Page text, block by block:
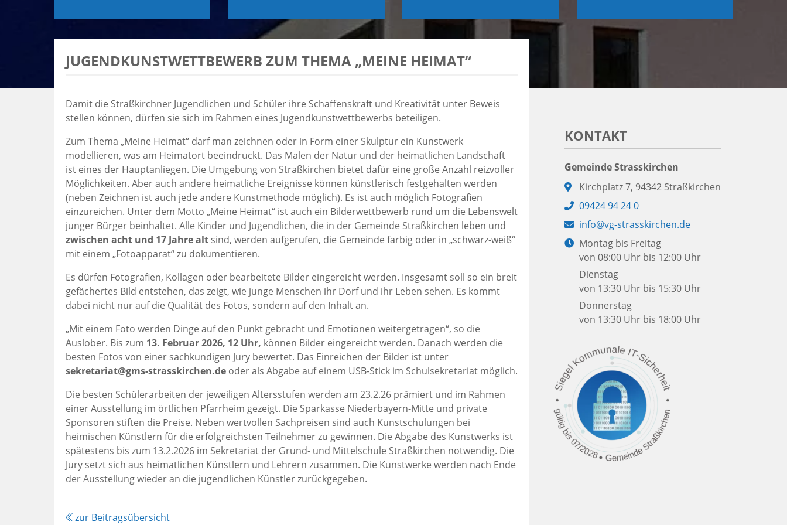
JUGENDKUNSTWETTBEWERB ZUM THEMA „MEINE HEIMAT“
Damit die Straßkirchner Jugendlichen und Schüler ihre Schaffenskraft und Kreativität unter Beweis
stellen können, dürfen sie sich im Rahmen eines Jugendkunstwettbewerbs beteiligen.
Zum Thema „Meine Heimat“ darf man zeichnen oder in Form einer Skulptur ein Kunstwerk
modellieren, was am Heimatort beeindruckt. Das Malen der Natur und der heimatlichen Landschaft
ist eines der Hauptanliegen. Die Umgebung von Straßkirchen bietet dafür eine große Anzahl reizvoller
Möglichkeiten. Aber auch andere heimatliche Ereignisse können künstlerisch festgehalten werden
(neben Zeichnen ist auch jede andere Kunstmethode möglich). Es ist auch möglich Fotografien
einzureichen. Unter dem Motto „Meine Heimat“ ist auch ein Bilderwettbewerb rund um die Lebenswelt
junger Bürger beinhaltet. Alle Kinder und Jugendlichen, die in der Gemeinde Straßkirchen leben und
zwischen acht und 17 Jahre alt sind, werden aufgerufen, die Gemeinde farbig oder in „schwarz-weiß“
mit einem „Fotoapparat“ zu dokumentieren.
Es dürfen Fotografien, Kollagen oder bearbeitete Bilder eingereicht werden. Insgesamt soll so ein breit
gefächertes Bild entstehen, das zeigt, wie junge Menschen ihr Dorf und ihr Leben sehen. Es kommt
dabei nicht nur auf die Qualität des Fotos, sondern auf den Inhalt an.
„Mit einem Foto werden Dinge auf den Punkt gebracht und Emotionen weitergetragen“, so die
Auslober. Bis zum 13. Februar 2026, 12 Uhr, können Bilder eingereicht werden. Danach werden die
besten Fotos von einer sachkundigen Jury bewertet. Das Einreichen der Bilder ist unter
sekretariat@gms-strasskirchen.de oder als Abgabe auf einem USB-Stick im Schulsekretariat möglich.
Die besten Schülerarbeiten der jeweiligen Altersstufen werden am 23.2.26 prämiert und im Rahmen
einer Ausstellung im örtlichen Pfarrheim gezeigt. Die Sparkasse Niederbayern-Mitte und private
Sponsoren stiften die Preise. Neben wertvollen Sachpreisen sind auch Kunstschulungen bei
heimischen Künstlern für die erfolgreichsten Teilnehmer zu gewinnen. Die Abgabe des Kunstwerks ist
spätestens bis zum 13.2.2026 im Sekretariat der Grund- und Mittelschule Straßkirchen notwendig. Die
Jury setzt sich aus heimatlichen Künstlern und Lehrern zusammen. Die Kunstwerke werden nach Ende
der Ausstellung wieder an die jugendlichen Künstler zurückgegeben.
zur Beitragsübersicht
KONTAKT
Gemeinde Strasskirchen
Adresse:
Kirchplatz 7, 94342 Straßkirchen
Telefon:
09424 94 24 0
E-
Mail:
info@vg-strasskirchen.de
Öffnungszeiten:
Montag bis Freitag
von 08:00 Uhr bis 12:00 Uhr
Dienstag
von 13:30 Uhr bis 15:30 Uhr
Donnerstag
von 13:30 Uhr bis 18:00 Uhr